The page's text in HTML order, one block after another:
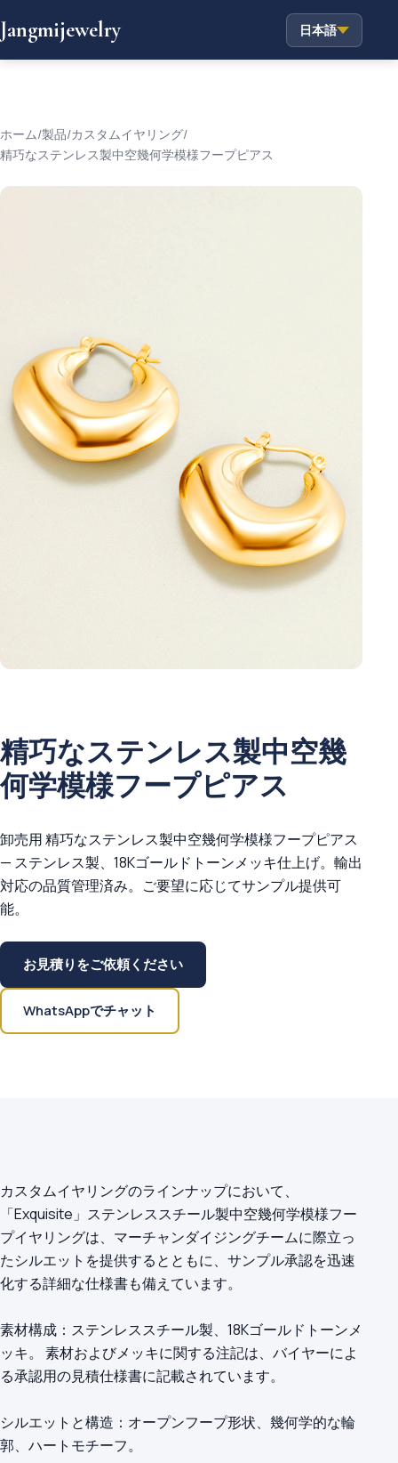
Jangmijewelry 日本語
ホーム/製品/カスタムイヤリング/
精巧なステンレス製中空幾何学模様フープピアス
精巧なステンレス製中空幾
何学模様フープピアス
卸売用 精巧なステンレス製中空幾何学模様フープピアス
— ステンレス製、18Kゴールドトーンメッキ仕上げ。輸出
対応の品質管理済み。ご要望に応じてサンプル提供可
能。
お見積りをご依頼ください
WhatsAppでチャット
カスタムイヤリングのラインナップにおいて、
「Exquisite」ステンレススチール製中空幾何学模様フー
プイヤリングは、マーチャンダイジングチームに際立っ
たシルエットを提供するとともに、サンプル承認を迅速
化する詳細な仕様書も備えています。
素材構成：ステンレススチール製、18Kゴールドトーンメ
ッキ。 素材およびメッキに関する注記は、バイヤーによ
る承認用の見積仕様書に記載されています。
シルエットと構造：オープンフープ形状、幾何学的な輪
郭、ハートモチーフ。